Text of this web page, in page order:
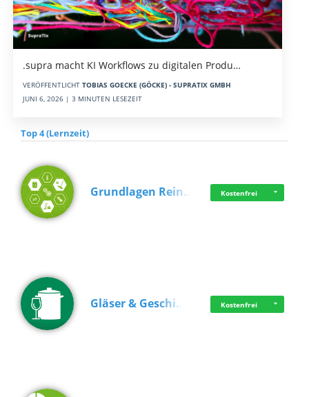
.supra macht KI Workflows zu digitalen Produ…
VERÖFFENTLICHT TOBIAS GOECKE (GÖCKE) - SUPRATIX GMBH
JUNI 6, 2026 | 3 MINUTEN LESEZEIT
Top 4 (Lernzeit)
Grundlagen Rein… Kostenfrei
Gläser & Geschi… Kostenfrei